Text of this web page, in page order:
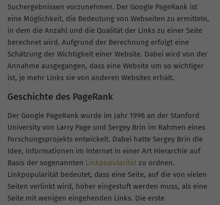
Suchergebnissen vorzunehmen. Der Google PageRank ist
eine Möglichkeit, die Bedeutung von Webseiten zu ermitteln,
in dem die Anzahl und die Qualität der Links zu einer Seite
berechnet wird. Aufgrund der Berechnung erfolgt eine
Schätzung der Wichtigkeit einer Website. Dabei wird von der
Annahme ausgegangen, dass eine Website um so wichtiger
ist, je mehr Links sie von anderen Websites erhält.
Geschichte des PageRank
Der Google PageRank wurde im Jahr 1996 an der Stanford
University von Larry Page und Sergey Brin im Rahmen eines
Forschungsprojekts entwickelt. Dabei hatte Sergey Brin die
Idee, Informationen im Internet in einer Art Hierarchie auf
Basis der sogenannten Linkpopularität zu ordnen.
Linkpopularität bedeutet, dass eine Seite, auf die von vielen
Seiten verlinkt wird, höher eingestuft werden muss, als eine
Seite mit wenigen eingehenden Links. Die erste